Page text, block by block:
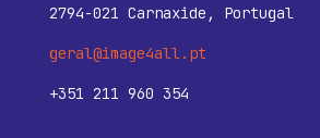
2794-021 Carnaxide, Portugal
geral@image4all.pt
+351 211 960 354